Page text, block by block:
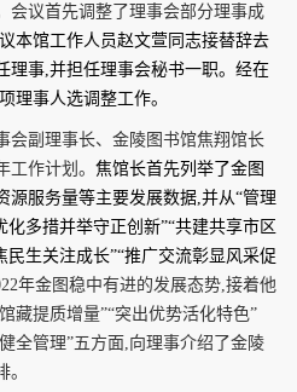
会议首先调整了理事会部分理事成
本馆工作人员赵文萱同志接替辞去
理事,并担任理事会秘书一职。经在
理事人选调整工作。
会副理事长、金陵图书馆焦翔馆长
工作计划。 焦馆长首先列举了金图
源服务量等主要发展数据,并从“管理
多措并举守正创新”“共建共享市区
生关注成长”“推广交流彰显风采促
年金图稳中有进的发展态势,接着他
藏提质增量”“突出优势活化特色”
全管理”五方面,向理事介绍了金陵